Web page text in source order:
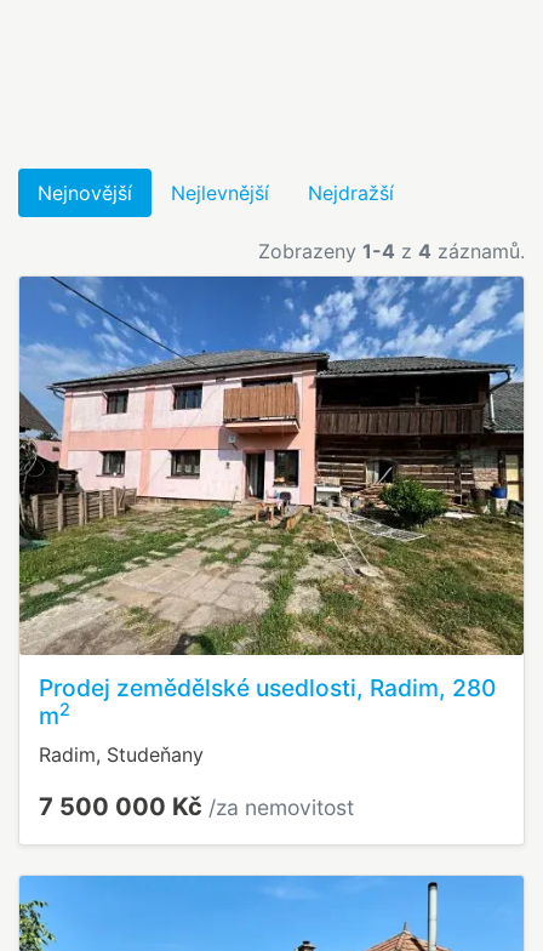
Nejnovější Nejlevnější Nejdražší
Zobrazeny 1-4 z 4 záznamů.
Prodej zemědělské usedlosti, Radim, 280
m2
Radim, Studeňany
7 500 000 Kč /za nemovitost